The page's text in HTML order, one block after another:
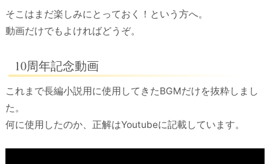
そこはまだ楽しみにとっておく！という方へ。
動画だけでもよければどうぞ。
10周年記念動画
これまで長編小説用に使用してきたBGMだけを抜粋しまし
た。
何に使用したのか、正解はYoutubeに記載しています。